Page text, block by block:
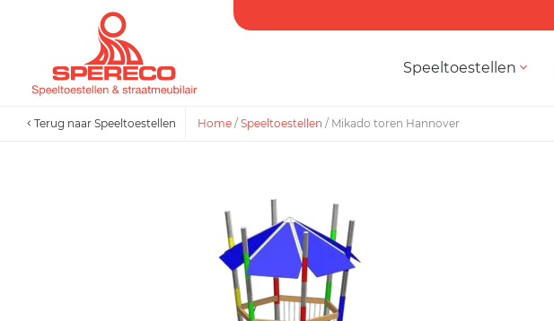
Speeltoestellen
Terug naar Speeltoestellen Home / Speeltoestellen / Mikado toren Hannover